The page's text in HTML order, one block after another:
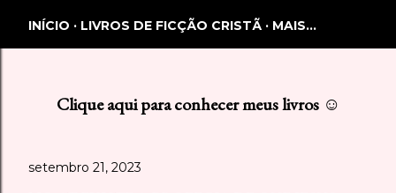
INÍCIO LIVROS DE FICÇÃO CRISTÃ MAIS…
Clique aqui para conhecer meus livros ☺
setembro 21, 2023